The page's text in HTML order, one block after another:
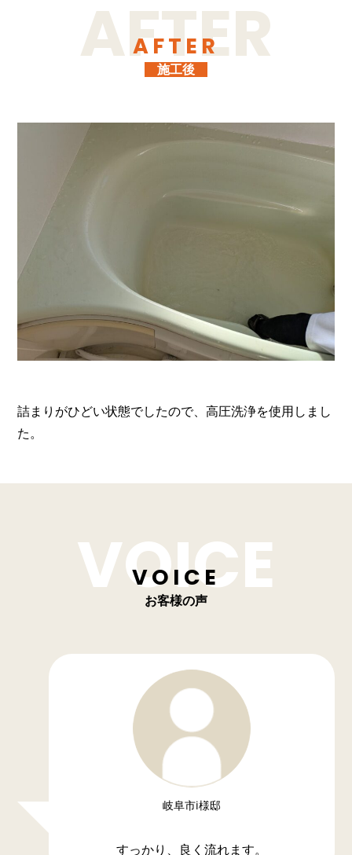
AFTER
施工後
詰まりがひどい状態でしたので、高圧洗浄を使用しまし
た。
VOICE
お客様の声
すっかり、良く流れます。
岐阜市i様邸